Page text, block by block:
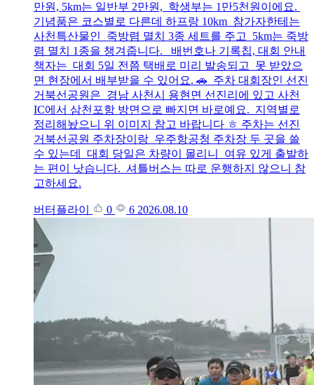
만원, 5km는 일반부 2만원, 학생부는 1만5천원이에요.
기념품은 코스별로 다른데 하프랑 10km 참가자한테는
사천특산물인 죽방렴 멸치 3종 세트를 주고 5km는 죽방
렴 멸치 1종을 챙겨줍니다. 배번호나 기록칩, 대회 안내
책자는 대회 5일 전쯤 택배로 미리 발송되고 못 받았으
면 현장에서 배부받을 수 있어요. 🚗 주차 대회장인 선진
거북선공원은 경남 사천시 용현면 선진리에 있고 사천
IC에서 삼천포항 방면으로 빠지면 바로예요. 지역별로
정리해놨으니 위 이미지 참고 바랍니다 ㅎ 주차는 선진
거북선공원 주차장이랑 우주항공청 주차장 두 곳을 쓸
수 있는데 대회 당일은 차량이 몰리니 여유 있게 출발하
는 편이 낫습니다. 셔틀버스는 따로 운행하지 않으니 참
고하세요.
버터플라이 0 6 2026.08.10